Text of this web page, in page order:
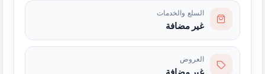
السلع والخدمات
غير مضافة
العروض